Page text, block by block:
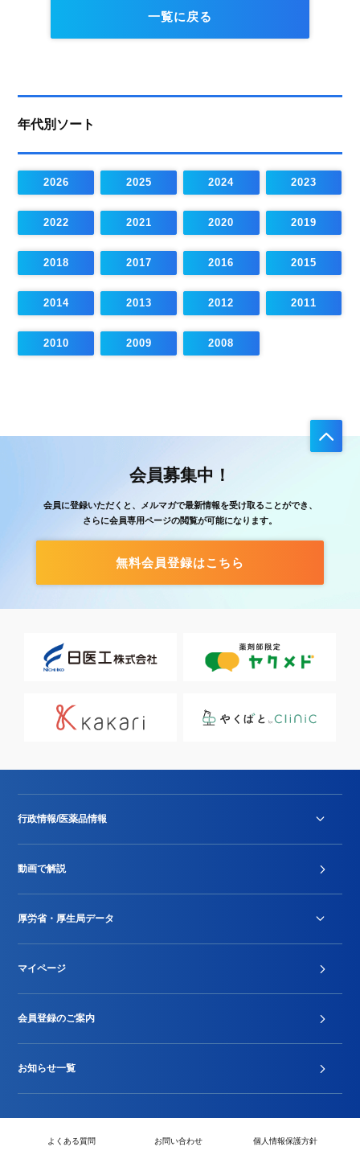
一覧に戻る
年代別ソート
2026 2025 2024 2023
2022 2021 2020 2019
2018 2017 2016 2015
2014 2013 2012 2011
2010 2009 2008
会員募集中！
会員に登録いただくと、メルマガで最新情報を受け取ることができ、
さらに会員専用ページの閲覧が可能になります。
無料会員登録はこちら
行政情報/医薬品情報
Stu-GEレポート
動画で解説
厚労省・厚生局データ
2024年度新設項目届出状況
マイページ
会員登録のご案内
お知らせ一覧
よくある質問 お問い合わせ 個人情報保護方針